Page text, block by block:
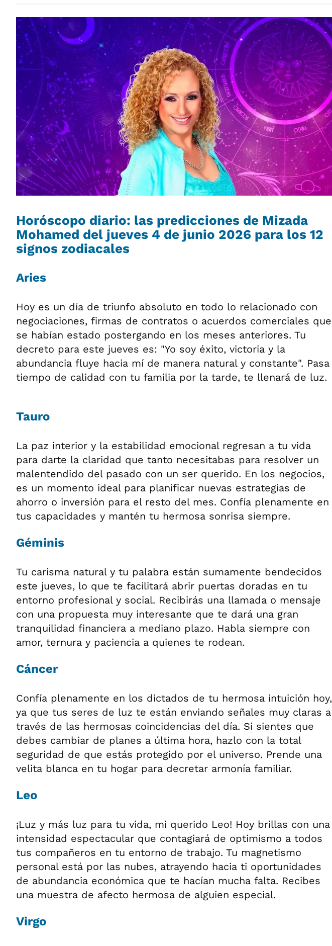
Horóscopo diario: las predicciones de Mizada
Mohamed del jueves 4 de junio 2026 para los 12
signos zodiacales
Aries
Hoy es un día de triunfo absoluto en todo lo relacionado con
negociaciones, firmas de contratos o acuerdos comerciales que
se habían estado postergando en los meses anteriores. Tu
decreto para este jueves es: "Yo soy éxito, victoria y la
abundancia fluye hacia mí de manera natural y constante". Pasa
tiempo de calidad con tu familia por la tarde, te llenará de luz.
Tauro
La paz interior y la estabilidad emocional regresan a tu vida
para darte la claridad que tanto necesitabas para resolver un
malentendido del pasado con un ser querido. En los negocios,
es un momento ideal para planificar nuevas estrategias de
ahorro o inversión para el resto del mes. Confía plenamente en
tus capacidades y mantén tu hermosa sonrisa siempre.
Géminis
Tu carisma natural y tu palabra están sumamente bendecidos
este jueves, lo que te facilitará abrir puertas doradas en tu
entorno profesional y social. Recibirás una llamada o mensaje
con una propuesta muy interesante que te dará una gran
tranquilidad financiera a mediano plazo. Habla siempre con
amor, ternura y paciencia a quienes te rodean.
Cáncer
Confía plenamente en los dictados de tu hermosa intuición hoy,
ya que tus seres de luz te están enviando señales muy claras a
través de las hermosas coincidencias del día. Si sientes que
debes cambiar de planes a última hora, hazlo con la total
seguridad de que estás protegido por el universo. Prende una
velita blanca en tu hogar para decretar armonía familiar.
Leo
¡Luz y más luz para tu vida, mi querido Leo! Hoy brillas con una
intensidad espectacular que contagiará de optimismo a todos
tus compañeros en tu entorno de trabajo. Tu magnetismo
personal está por las nubes, atrayendo hacia ti oportunidades
de abundancia económica que te hacían mucha falta. Recibes
una muestra de afecto hermosa de alguien especial.
Virgo